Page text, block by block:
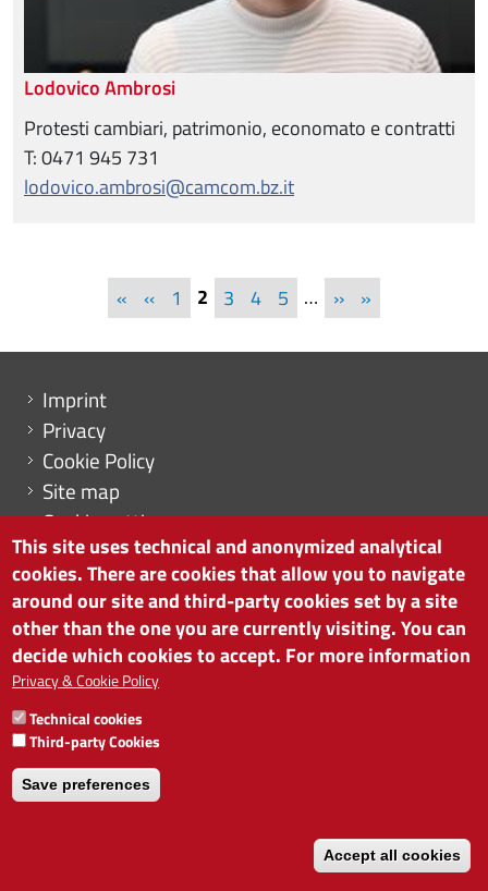
Lodovico Ambrosi
Protesti cambiari, patrimonio, economato e contratti
T: 0471 945 731
lodovico.ambrosi@camcom.bz.it
Pagination
« First page
‹‹Previous page
1 2 3 4 5 … ››Next page
»
Menu footer
Imprint
Privacy
Cookie Policy
Site map
Cookie settings
CHAMBER OF COMMERCE OF BOLZANO/BOZEN
via Alto Adige 60 | I-39100 Bolzano
phone 0471 945 511 | e-mail:
INSTITUTE FOR ECONOMIC PROMOTION
VAT no: 01716880214
This site uses technical and anonymized analytical
cookies. There are cookies that allow you to navigate
around our site and third-party cookies set by a site
other than the one you are currently visiting. You can
decide which cookies to accept. For more information
Privacy & Cookie Policy
Technical cookies
Third-party Cookies
Save preferences
Accept all cookies